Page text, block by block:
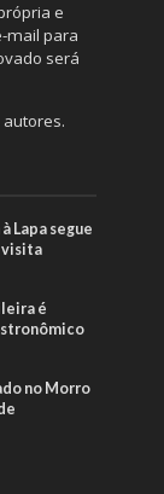
e
mail para
será
Lapa segue
visita
é
no Morro